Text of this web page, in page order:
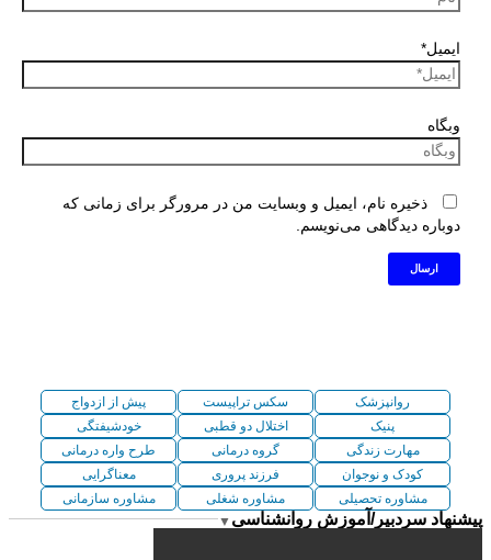
ایمیل*
وبگاه
ذخیره نام، ایمیل و وبسایت من در مرورگر برای زمانی که
دوباره دیدگاهی می‌نویسم.
روانپزشک سکس تراپیست
پیش از ازدواج
پنیک
اختلال دو قطبی
خودشیفتگی
مهارت زندگی
گروه درمانی
طرح واره درمانی
کودک و نوجوان
فرزند پروری
معناگرایی
مشاوره تحصیلی
مشاوره شغلی مشاوره سازمانی
پیشنهاد سردبیر/آموزش روانشناسی ▼